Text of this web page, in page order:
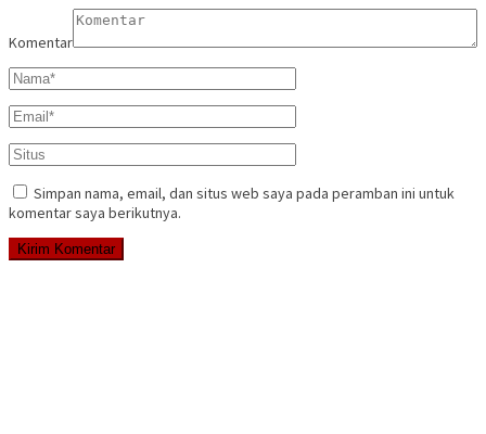
Komentar
Simpan nama, email, dan situs web saya pada peramban ini untuk
komentar saya berikutnya.